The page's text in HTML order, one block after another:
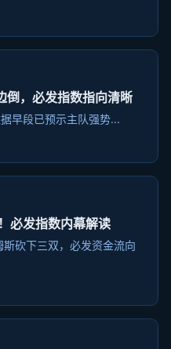
倒，必发指数指向清晰
早段已预示主队强势...
必发指数内幕解读
砍下三双，必发资金流向